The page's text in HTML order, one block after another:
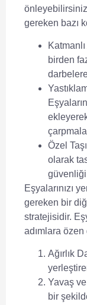
gereken bazı
birden
Özel
olarak
güvenliği
Eşyalarınızı
gereken bir
stratejisidir.
adımlara özen
Ağırlık
Yavaş
bir